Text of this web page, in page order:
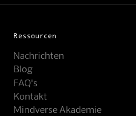
Online · KI-Assistent
Ressourcen
Nachrichten
Blog
FAQ's
Kontakt
Mindverse Akademie